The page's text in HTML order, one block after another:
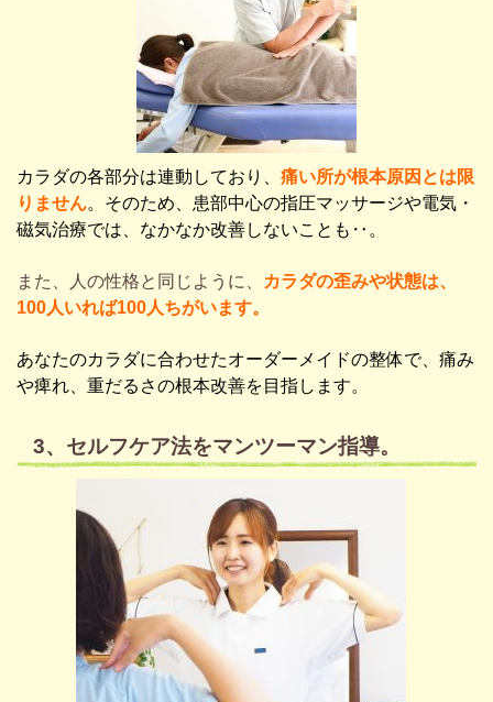
カラダの各部分は連動しており、 痛い所が根本原因とは限
りません。そのため、 患部中心の指圧マッサージや電気・
磁気治療では、なかなか改善しないことも‥。
また、人の性格と同じように、
カラダの歪みや状態は、
100人いれば100人ちがいます。
あなたのカラダに合わせたオーダーメイドの整体で、痛み
や痺れ、重だるさの根本改善を目指します。
3、セルフケア法をマンツーマン指導。